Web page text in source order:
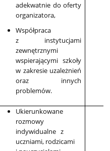
adekwatnie do oferty
organizatora,
Współpraca
z instytucjami
zewnętrznymi
wspierającymi szkoły
w zakresie uzależnień
oraz innych
problemów.
Ukierunkowane
rozmowy
indywidualne z
uczniami, rodzicami